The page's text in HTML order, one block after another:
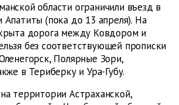
области ограничили въезд в
Апатиты (пока до 13 апреля). На
дорога между Ковдором и
без соответствующей прописки
Полярные Зори,
в Териберку и Ура-Губу.
территории Астраханской,